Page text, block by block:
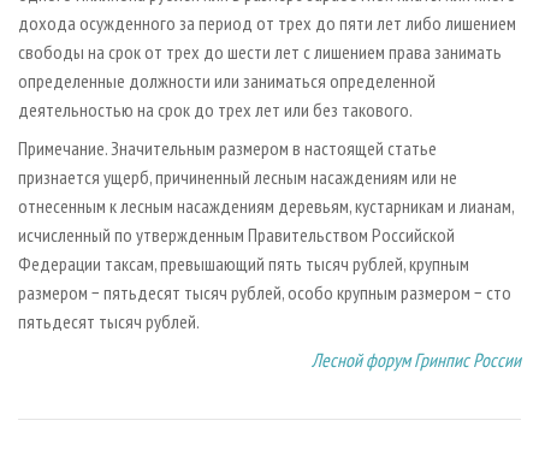
дохода осужденного за период от трех до пяти лет либо лишением
свободы на срок от трех до шести лет с лишением права занимать
определенные должности или заниматься определенной
деятельностью на срок до трех лет или без такового.
Примечание. Значительным размером в настоящей статье
признается ущерб, причиненный лесным насаждениям или не
отнесенным к лесным насаждениям деревьям, кустарникам и лианам,
исчисленный по утвержденным Правительством Российской
Федерации таксам, превышающий пять тысяч рублей, крупным
размером − пятьдесят тысяч рублей, особо крупным размером − сто
пятьдесят тысяч рублей.
Лесной форум Гринпис России